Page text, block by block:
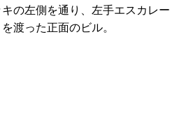
の左側を通り、左手エスカレー
渡った正面のビル。